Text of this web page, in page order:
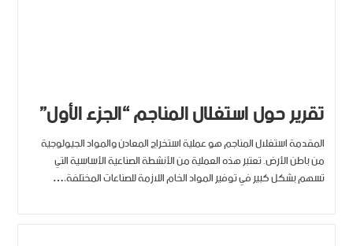
تقرير حول استغلال المناجم “الجزء الأول”
المقدمة استغلال المناجم هو عملية استخراج المعادن والمواد الجيولوجية
من باطن الأرض. تعتبر هذه العملية من الأنشطة الصناعية الأساسية التي
تسهم بشكل كبير في توفير المواد الخام اللازمة للصناعات المختلفة،…